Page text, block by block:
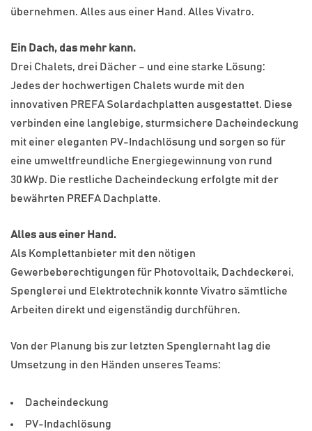
übernehmen. Alles aus einer Hand. Alles Vivatro.
Ein Dach, das mehr kann.
Drei Chalets, drei Dächer – und eine starke Lösung:
Jedes der hochwertigen Chalets wurde mit den
innovativen PREFA Solardachplatten ausgestattet. Diese
verbinden eine langlebige, sturmsichere Dacheindeckung
mit einer eleganten PV-Indachlösung und sorgen so für
eine umweltfreundliche Energiegewinnung von rund
30 kWp. Die restliche Dacheindeckung erfolgte mit der
bewährten PREFA Dachplatte.
Alles aus einer Hand.
Als Komplettanbieter mit den nötigen
Gewerbeberechtigungen für Photovoltaik, Dachdeckerei,
Spenglerei und Elektrotechnik konnte Vivatro sämtliche
Arbeiten direkt und eigenständig durchführen.
Von der Planung bis zur letzten Spenglernaht lag die
Umsetzung in den Händen unseres Teams:
Dacheindeckung
PV-Indachlösung